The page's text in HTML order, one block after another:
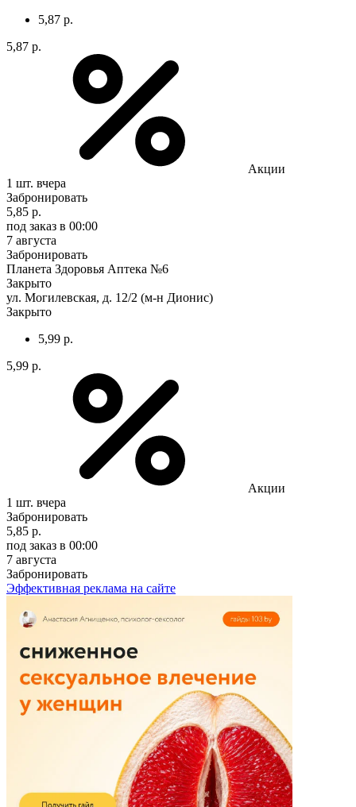
5,87 р.
5,87 р.
Акции
1 шт. вчера
Забронировать
5,85 р.
под заказ в 00:00
7 августа
Забронировать
Планета Здоровья Аптека №6
Закрыто
ул. Могилевская, д. 12/2 (м-н Дионис)
Закрыто
5,99 р.
5,99 р.
Акции
1 шт. вчера
Забронировать
5,85 р.
под заказ в 00:00
7 августа
Забронировать
Эффективная реклама на сайте